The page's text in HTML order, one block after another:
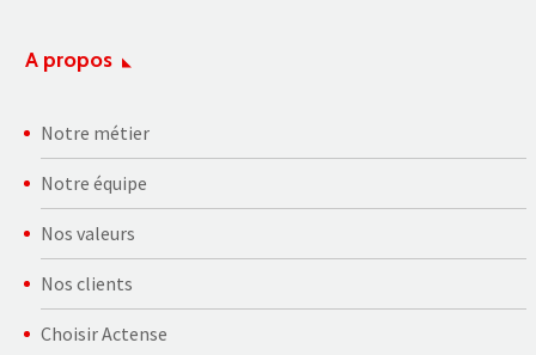
A propos
Notre métier
Notre équipe
Nos valeurs
Nos clients
Choisir Actense